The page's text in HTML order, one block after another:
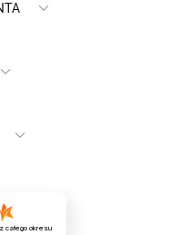
z całego okresu